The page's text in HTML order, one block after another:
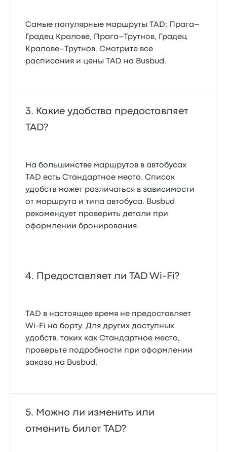
Самые популярные маршруты TAD: Прага–
Градец Кралове, Прага–Трутнов, Градец
Кралове–Трутнов. Смотрите все
расписания и цены TAD на Busbud.
Какие удобства предоставляет
TAD?
На большинстве маршрутов в автобусах
TAD есть Стандартное место. Список
удобств может различаться в зависимости
от маршрута и типа автобуса. Busbud
рекомендует проверить детали при
оформлении бронирования.
Предоставляет ли TAD Wi‑Fi?
TAD в настоящее время не предоставляет
Wi‑Fi на борту. Для других доступных
удобств, таких как Стандартное место,
проверьте подробности при оформлении
заказа на Busbud.
Можно ли изменить или
отменить билет TAD?